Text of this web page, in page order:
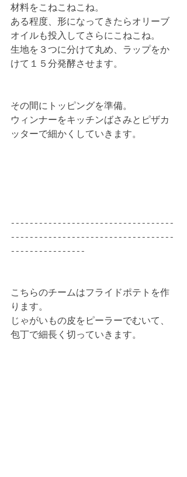
材料をこねこねこね。
ある程度、形になってきたらオリーブ
オイルも投入してさらにこねこね。
生地を３つに分けて丸め、ラップをか
けて１５分発酵させます。
その間にトッピングを準備。
ウィンナーをキッチンばさみとピザカ
ッターで細かくしていきます。
-----------------------------------
-----------------------------------
----------------
こちらのチームはフライドポテトを作
ります。
じゃがいもの皮をピーラーでむいて、
包丁で細長く切っていきます。